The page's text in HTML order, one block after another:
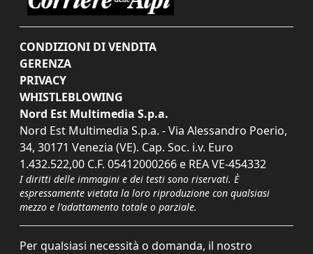
CONDIZIONI DI VENDITA
GERENZA
PRIVACY
WHISTLEBLOWING
Nord Est Multimedia S.p.a.
Nord Est Multimedia S.p.a. - Via Alessandro Poerio,
34, 30171 Venezia (VE). Cap. Soc. i.v. Euro
1.432.522,00 C.F. 05412000266 e REA VE-454332
I diritti delle immagini e dei testi sono riservati. È
espressamente vietata la loro riproduzione con qualsiasi
mezzo e l'adattamento totale o parziale.
Per qualsiasi necessità o domanda, il nostro